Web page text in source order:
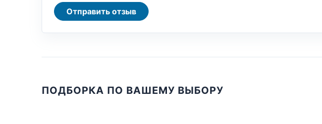
Отправить отзыв
ПОДБОРКА ПО ВАШЕМУ ВЫБОРУ